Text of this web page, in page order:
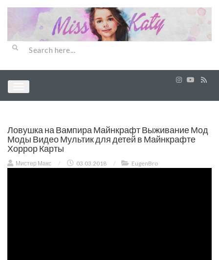
Ловушка на Вампира Майнкрафт Выживание Мод
Моды Видео Мультик для детей в Майнкрафте
Хоррор Карты
Мистер Макс / 03.03.2018 / EugenBro